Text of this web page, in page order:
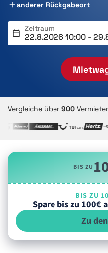
anderer Rückgabeort
Zeitraum
Vergleiche über 900
BIS ZU
BIS ZU
Spare bis zu 100€
Zu